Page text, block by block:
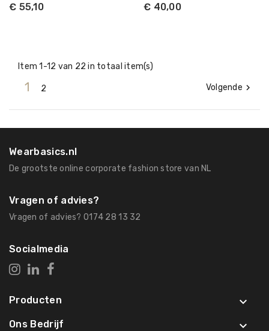
€ 55,10 € 40,00
Item 1-12 van 22 in totaal item(s)
1 2 Volgende 
Wearbasics.nl
De grootste online corporate fashion store van NL
Vragen of advies?
Vragen of advies? 0174 28 13 32
Socialmedia
Producten 
Ons Bedrijf 